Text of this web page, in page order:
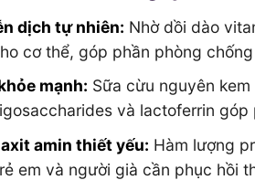
dịch tự nhiên: Nhờ dồi dào
cơ thể, góp phần phòng
mạnh: Sữa cừu nguyên
và lactoferrin
amin thiết yếu: Hàm lượng
em và người già cần phục hồi